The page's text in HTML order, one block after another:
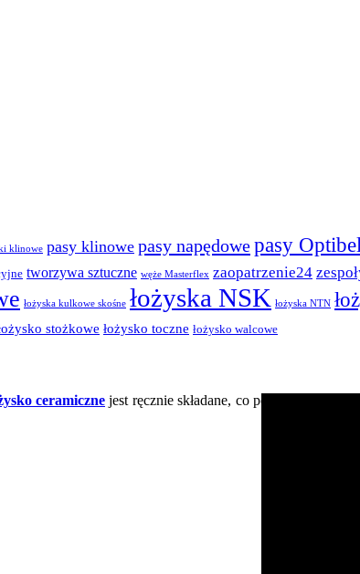
klinowe pasy klinowe pasy napędowepasy
tworzywa sztuczne węże Masterflex zaopatrzenie24
łożyska kulkowe skośne łożyska NSK łożyska NTN
stożkowe łożysko toczne łożysko walcowe
ceramiczne jest ręcznie składane, co pozwala